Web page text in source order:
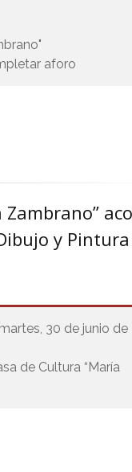
aforo
y Pintura
30 de junio
de Cultura “María